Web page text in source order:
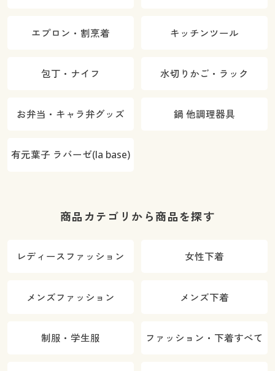
エプロン・割烹着 キッチンツール
包丁・ナイフ 水切りかご・ラック
お弁当・キャラ弁グッズ 鍋 他調理器具
有元葉子 ラバーゼ(la base)
商品カテゴリから商品を探す
レディースファッション 女性下着
メンズファッション メンズ下着
制服・学生服 ファッション・下着すべて